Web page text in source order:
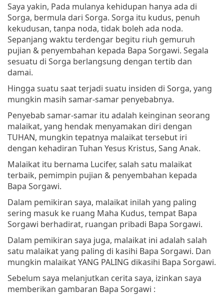
Saya yakin, Pada mulanya kehidupan hanya ada di
Sorga, bermula dari Sorga. Sorga itu kudus, penuh
kekudusan, tanpa noda, tidak boleh ada noda.
Sepanjang waktu terdengar begitu riuh gemuruh
pujian & penyembahan kepada Bapa Sorgawi. Segala
sesuatu di Sorga berlangsung dengan tertib dan
damai.
Hingga suatu saat terjadi suatu insiden di Sorga, yang
mungkin masih samar-samar penyebabnya.
Penyebab samar-samar itu adalah keinginan seorang
malaikat, yang hendak menyamakan diri dengan
TUHAN, mungkin tepatnya malaikat tersebut iri
dengan kehadiran Tuhan Yesus Kristus, Sang Anak.
Malaikat itu bernama Lucifer, salah satu malaikat
terbaik, pemimpin pujian & penyembahan kepada
Bapa Sorgawi.
Dalam pemikiran saya, malaikat inilah yang paling
sering masuk ke ruang Maha Kudus, tempat Bapa
Sorgawi berhadirat, ruangan pribadi Bapa Sorgawi.
Dalam pemikiran saya juga, malaikat ini adalah salah
satu malaikat yang paling di kasihi Bapa Sorgawi. Dan
mungkin malaikat YANG PALING dikasihi Bapa Sorgawi.
Sebelum saya melanjutkan cerita saya, izinkan saya
memberikan gambaran Bapa Sorgawi :